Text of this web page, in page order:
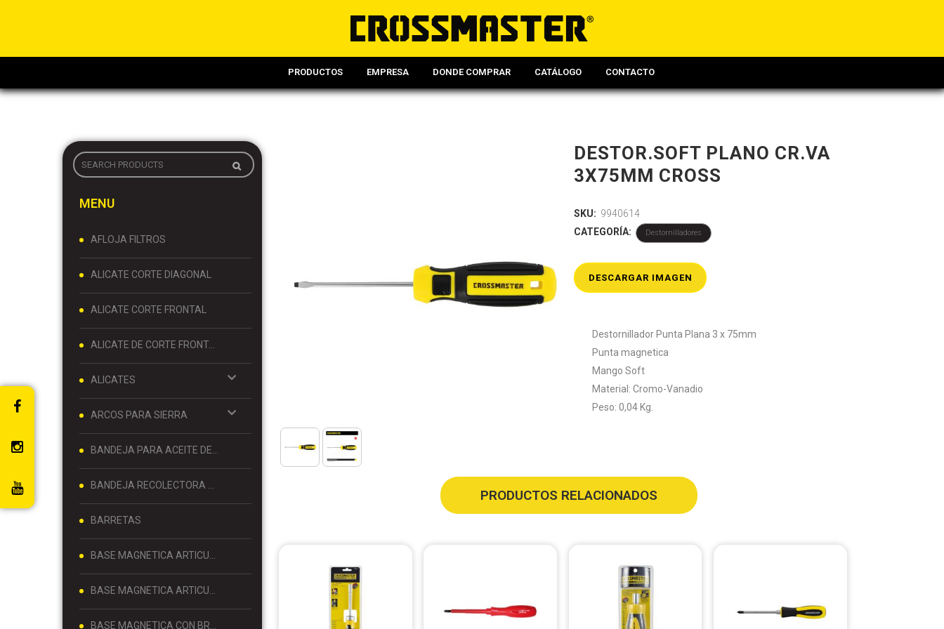
PRODUCTOS EMPRESA DONDE COMPRAR CATÁLOGO CONTACTO
MENU
AFLOJA FILTROS
ALICATE CORTE DIAGONAL
ALICATE CORTE FRONTAL
ALICATE DE CORTE FRONTAL 8 PULGADAS
ALICATES
ARCOS PARA SIERRA
BARRETAS
DESTOR.SOFT PLANO CR.VA
3X75MM CROSS
SKU: 9940614
CATEGORÍA:
Destornilladores
DESCARGAR IMAGEN
Destornillador Punta Plana 3 x 75mm
Punta magnetica
Mango Soft
Material: Cromo-Vanadio
Peso: 0,04 Kg.
PRODUCTOS RELACIONADOS